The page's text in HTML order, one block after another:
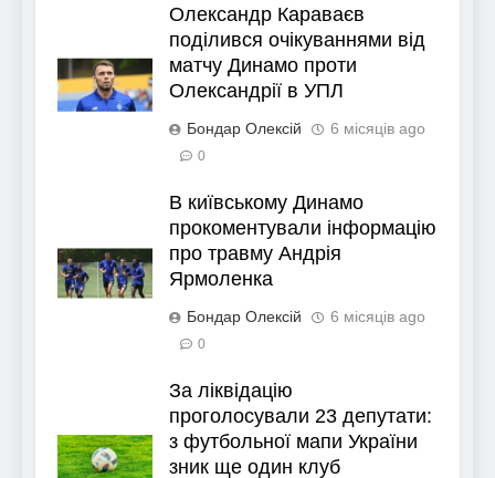
Олександр Караваєв
поділився очікуваннями від
матчу Динамо проти
Олександрії в УПЛ
Бондар Олексій 6 місяців ago
0
В київському Динамо
прокоментували інформацію
про травму Андрія
Ярмоленка
Бондар Олексій 6 місяців ago
0
За ліквідацію
проголосували 23 депутати:
з футбольної мапи України
зник ще один клуб